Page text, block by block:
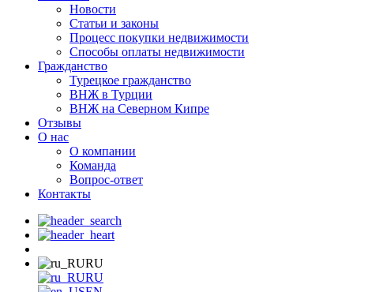
Новости
Статьи и законы
Процесс покупки недвижимости
Способы оплаты недвижимости
Гражданство
Турецкое гражданство
ВНЖ в Турции
ВНЖ на Северном Кипре
Отзывы
О нас
О компании
Команда
Вопрос-ответ
Контакты
RU
RU